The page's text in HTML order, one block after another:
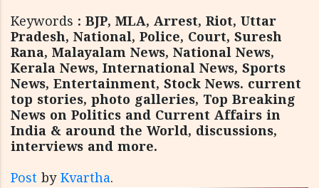
Keywords : BJP, MLA, Arrest, Riot, Uttar
Pradesh, National, Police, Court, Suresh
Rana, Malayalam News, National News,
Kerala News, International News, Sports
News, Entertainment, Stock News. current
top stories, photo galleries, Top Breaking
News on Politics and Current Affairs in
India & around the World, discussions,
interviews and more.
Post by Kvartha.